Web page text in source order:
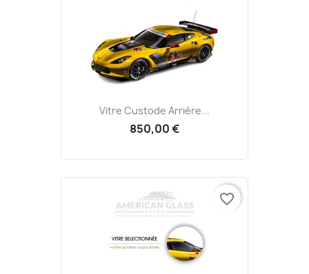
Vitre Custode Arrière...
850,00 €
favorite_border